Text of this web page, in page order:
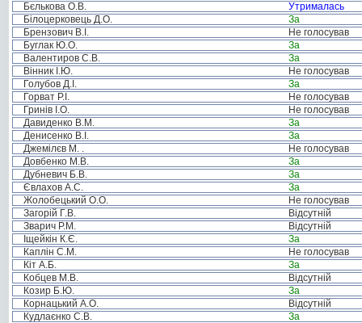
Бєлькова О.В.
Утрималась
Білоцерковець Д.О.
За
Брензович В.І.
Не голосував
Буглак Ю.О.
За
Валентиров С.В.
За
Вінник І.Ю.
Не голосував
Голубов Д.І.
За
Горват Р.І.
Не голосував
Гринів І.О.
Не голосував
Давиденко В.М.
За
Денисенко В.І.
За
Джемілєв М. .
Не голосував
Довбенко М.В.
За
Дубневич Б.В.
За
Євлахов А.С.
За
Жолобецький О.О.
Не голосував
Загорій Г.В.
Відсутній
Зварич Р.М.
Відсутній
Іщейкін К.Є.
За
Каплін С.М.
Не голосував
Кіт А.Б.
За
Кобцев М.В.
Відсутній
Козир Б.Ю.
За
Корнацький А.О.
Відсутній
Кудлаєнко С.В.
За